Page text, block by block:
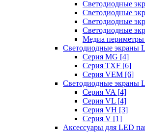
Светодиодные
Светодиодные
Светодиодные
Светодиодные
Медиа периметры
Светодиодные экраны
Серия MG [4]
Серия TXF [6]
Серия VEM [6]
Светодиодные экраны
Серия VA [4]
Серия VL [4]
Серия VH [3]
Серия V [1]
Аксессуары для LED